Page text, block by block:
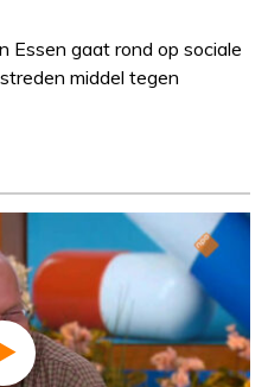
Essen gaat rond op sociale
middel tegen